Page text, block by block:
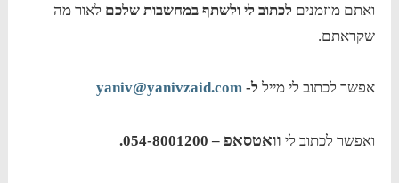
ואתם מוזמנים לכתוב לי ולשתף במחשבות שלכם לאור מה
שקראתם.
אפשר לכתוב לי מייל ל- yaniv@yanivzaid.com
ואפשר לכתוב לי וואטסאפ – 054-8001200.